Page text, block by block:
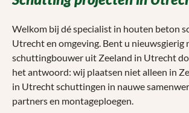
Welkom bij dé specialist in houten beton
Utrecht en omgeving. Bent u nieuwsgierig
schuttingbouwer uit Zeeland in Utrecht
het antwoord: wij plaatsen niet alleen in
in Utrecht schuttingen in nauwe
partners en montageploegen.